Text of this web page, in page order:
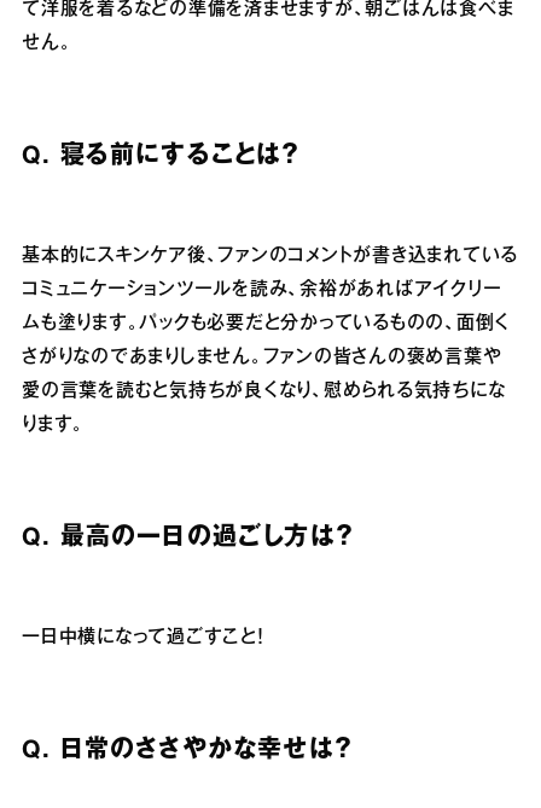
て洋服を着るなどの準備を済ませますが、朝ごはんは食べま
せん。
Q. 寝る前にすることは？
基本的にスキンケア後、ファンのコメントが書き込まれている
コミュニケーションツールを読み、余裕があればアイクリー
ムも塗ります。パックも必要だと分かっているものの、面倒く
さがりなのであまりしません。ファンの皆さんの褒め言葉や
愛の言葉を読むと気持ちが良くなり、慰められる気持ちにな
ります。
Q. 最高の一日の過ごし方は？
一日中横になって過ごすこと！
Q. 日常のささやかな幸せは？